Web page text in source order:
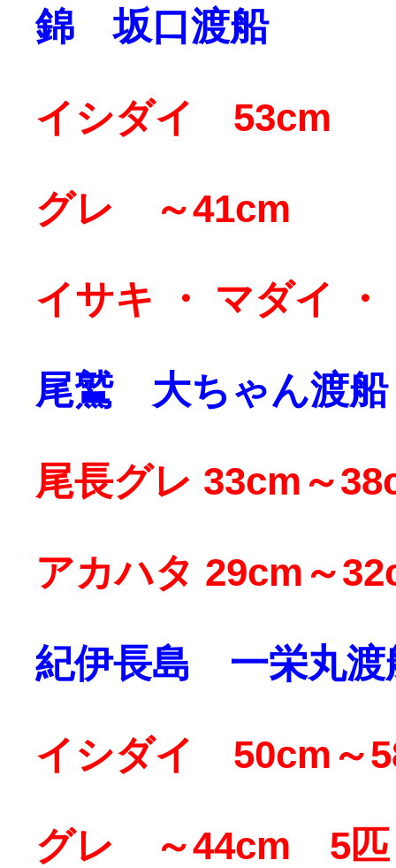
錦 坂口渡船
イシダイ 53cm
グレ ～41cm
イサキ ・ マダイ
尾鷲 大ちゃん渡船
尾長グレ 33cm～
アカハタ 29cm～
紀伊長島 一栄丸渡
イシダイ 50cm～
グレ ～44cm 5匹